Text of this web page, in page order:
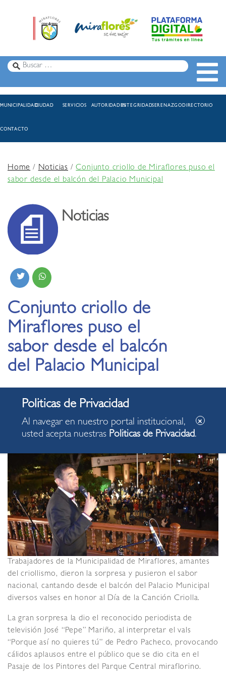
MUNICIPALIDADCIUDAD SERVICIOS AUTORIDADESINTEGRIDADSERENAZGODIRECTORIO
CONTACTO
Home/Noticias /Conjunto criollo de Miraflores puso el
sabor desde el balcón del Palacio Municipal
Noticias
Conjunto criollo de
Miraflores puso el
sabor desde el balcón
del Palacio Municipal
29.10.2021
Trabajadores de la Municipalidad de Miraflores, amantes
del criollismo, dieron la sorpresa y pusieron el sabor
nacional, cantando desde el balcón del Palacio Municipal
diversos valses en honor al Día de la Canción Criolla.
La gran sorpresa la dio el reconocido periodista de
televisión José “Pepe” Mariño, al interpretar el vals
“Porque así no quieres tú” de Pedro Pacheco, provocando
cálidos aplausos entre el público que se dio cita en el
Pasaje de los Pintores del Parque Central miraflorino.
Al navegar en nuestro portal institucional,
usted acepta nuestras Politicas de Privacidad.